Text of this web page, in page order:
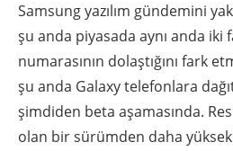
Samsung yazılım gündemini
şu anda piyasada aynı anda iki
numarasının dolaştığını fark
şu anda Galaxy telefonlara
şimdiden beta aşamasında.
olan bir sürümden daha